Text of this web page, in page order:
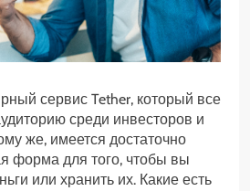
сервис Tether, который все
среди инвесторов и
же, имеется достаточно
форма для того, чтобы вы
или хранить их. Какие есть